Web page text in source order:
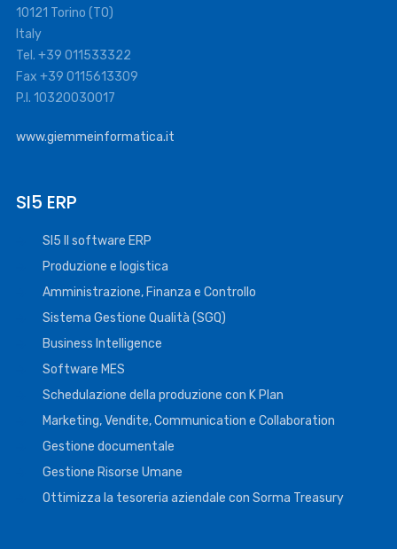
10121 Torino (TO)
Italy
Tel. +39 011533322
Fax +39 0115613309
P.I. 10320030017
www.giemmeinformatica.it
SI5 ERP
SI5 Il software ERP
Produzione e logistica
Amministrazione, Finanza e Controllo
Sistema Gestione Qualità (SGQ)
Business Intelligence
Software MES
Schedulazione della produzione con K Plan
Marketing, Vendite, Communication e Collaboration
Gestione documentale
Gestione Risorse Umane
Ottimizza la tesoreria aziendale con Sorma Treasury